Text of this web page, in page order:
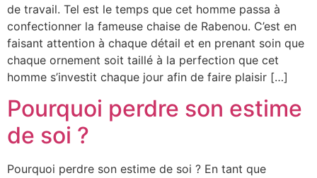
de travail. Tel est le temps que cet homme passa à
confectionner la fameuse chaise de Rabenou. C’est en
faisant attention à chaque détail et en prenant soin que
chaque ornement soit taillé à la perfection que cet
homme s’investit chaque jour afin de faire plaisir […]
Pourquoi perdre son estime
de soi ?
Pourquoi perdre son estime de soi ? En tant que